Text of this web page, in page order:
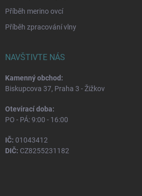
Příběh merino ovcí
Příběh zpracování vlny
NAVŠTIVTE NÁS
Kamenný obchod:
Biskupcova 37, Praha 3 - Žižkov
Otevírací doba:
PO - PÁ: 9:00 - 16:00
IČ: 01043412
DIČ: CZ8255231182